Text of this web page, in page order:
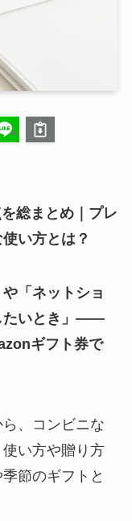
総まとめ｜プレ
い方とは？
「ネットショ
たいとき」——
ギフト券で
、コンビニな
い方や贈り方
節のギフトと